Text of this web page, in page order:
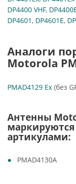
DP4400 VHF,
DP4601, DP4601E,
Аналоги
Motorola
PMAD4129 Ex (без
Антенны
артикулами:
PMAD4130A